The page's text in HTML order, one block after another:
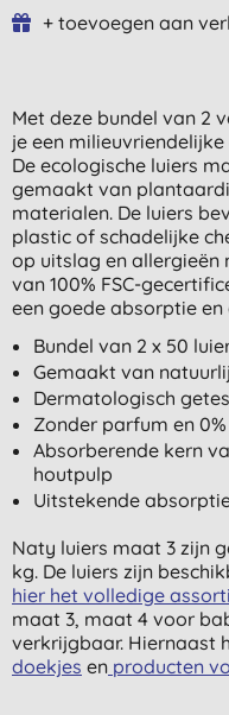
+ toevoegen aan
Met deze bundel van 2
je een
De ecologische luiers
gemaakt van
materialen. De luiers
plastic of schadelijke
op uitslag en allergieën
van 100% FSC-
een goede absorptie
Bundel van 2 x 50
Gemaakt van
Dermatologisch
Zonder parfum en
Absorberende kern
houtpulp
Uitstekende
Naty luiers maat 3 zijn
kg. De luiers zijn
hier het volledige
maat 3, maat 4 voor
verkrijgbaar. Hiernaast
doekjes en producten